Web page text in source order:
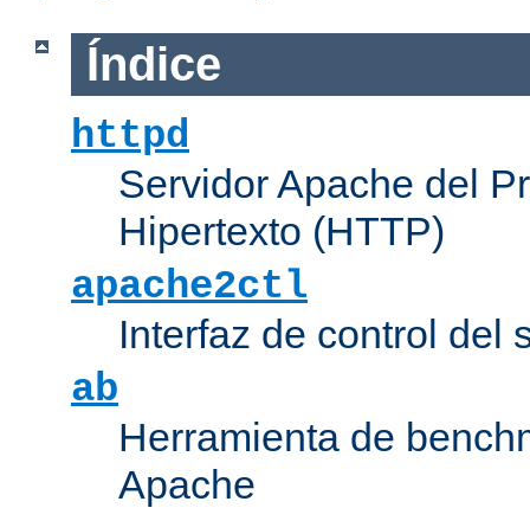
Índice
httpd
Servidor Apache del
Hipertexto (HTTP)
apache2ctl
Interfaz de control del
ab
Herramienta de
Apache